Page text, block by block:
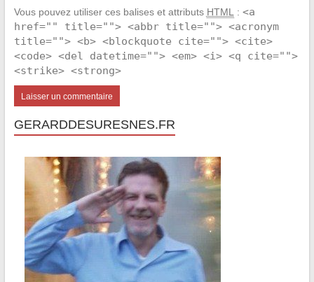
Vous pouvez utiliser ces balises et attributs HTML : <a
href="" title=""> <abbr title=""> <acronym
title=""> <b> <blockquote cite=""> <cite>
<code> <del datetime=""> <em> <i> <q cite="">
<strike> <strong>
GERARDDESURESNES.FR